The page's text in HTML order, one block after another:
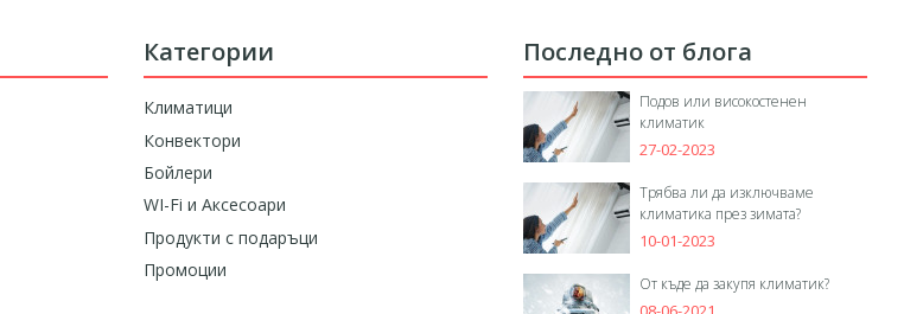
Категории
Климатици
Конвектори
Бойлери
WI-Fi и Аксесоари
Продукти с подаръци
Промоции
Последно от блога
Подов или високостенен
климатик
27-02-2023
Трябва ли да изключваме
климатика през зимата?
10-01-2023
От къде да закупя климатик?